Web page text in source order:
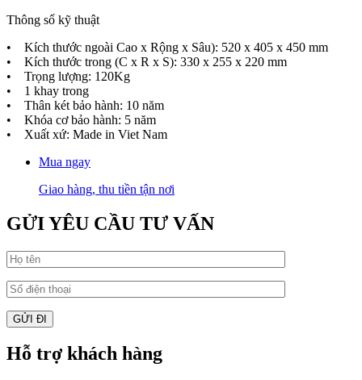
Thông số kỹ thuật
• Kích thước ngoài Cao x Rộng x Sâu): 520 x 405 x 450 mm
• Kích thước trong (C x R x S): 330 x 255 x 220 mm
• Trọng lượng: 120Kg
• 1 khay trong
• Thân két bảo hành: 10 năm
• Khóa cơ bảo hành: 5 năm
• Xuất xứ: Made in Viet Nam
Mua ngay
Giao hàng, thu tiền tận nơi
GỬI YÊU CẦU TƯ VẤN
Hỗ trợ khách hàng